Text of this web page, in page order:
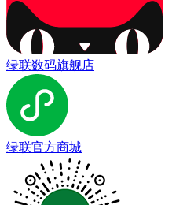
绿联数码旗舰店
绿联官方商城